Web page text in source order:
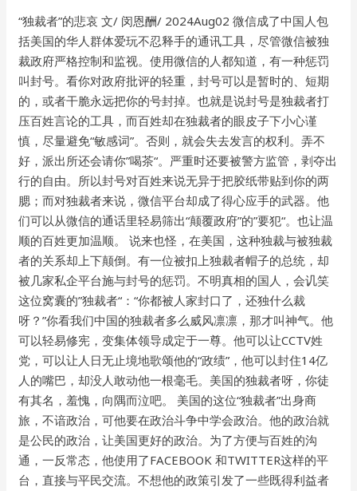
“独裁者”的悲哀 文/ 闵恩酬/ 2024Aug02 微信成了中国人包
括美国的华人群体爱玩不忍释手的通讯工具，尽管微信被独
裁政府严格控制和监视。使用微信的人都知道，有一种惩罚
叫封号。看你对政府批评的轻重，封号可以是暂时的、短期
的，或者干脆永远把你的号封掉。也就是说封号是独裁者打
压百姓言论的工具，而百姓却在独裁者的眼皮子下小心谨
慎，尽量避免“敏感词”。否则，就会失去发言的权利。弄不
好，派出所还会请你”喝茶“。严重时还要被警方监管，剥夺出
行的自由。所以封号对百姓来说无异于把胶纸带贴到你的两
腮；而对独裁者来说，微信平台却成了得心应手的武器。他
们可以从微信的通话里轻易筛出“颠覆政府”的”要犯“。也让温
顺的百姓更加温顺。 说来也怪，在美国，这种独裁与被独裁
者的关系却上下颠倒。有一位被扣上独裁者帽子的总统，却
被几家私企平台施与封号的惩罚。不明真相的国人，会讥笑
这位窝囊的”独裁者“：“你都被人家封口了，还独什么裁
呀？”你看我们中国的独裁者多么威风凛凛，那才叫神气。他
可以轻易修宪，变集体领导成定于一尊。他可以让CCTV姓
党，可以让人日无止境地歌颂他的“政绩”，他可以封住14亿
人的嘴巴，却没人敢动他一根毫毛。美国的独裁者呀，你徒
有其名，羞愧，向隅而泣吧。 美国的这位“独裁者”出身商
旅，不谙政治，可他要在政治斗争中学会政治。他的政治就
是公民的政治，让美国更好的政治。为了方便与百姓的沟
通，一反常态，他使用了FACEBOOK 和TWITTER这样的平
台，直接与平民交流。不想他的政策引发了一些既得利益者